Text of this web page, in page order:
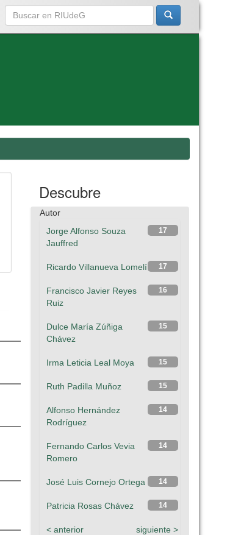
Descubre
Autor
17
Jorge Alfonso Souza
Jauffred
17
Ricardo Villanueva Lomelí
16
Francisco Javier Reyes
Ruiz
15
Dulce María Zúñiga
Chávez
15
Irma Leticia Leal Moya
15
Ruth Padilla Muñoz
14
Alfonso Hernández
Rodríguez
14
Fernando Carlos Vevia
Romero
14
José Luis Cornejo Ortega
14
Patricia Rosas Chávez
< anterior siguiente >